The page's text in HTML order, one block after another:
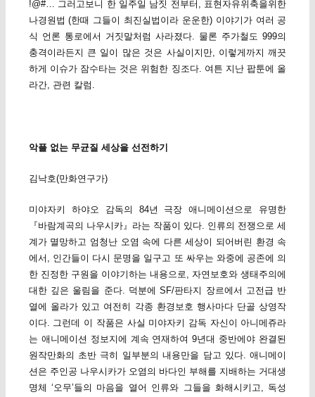
!@#… 그러고보니 한 일주일 남짓 전부터, 표현자유위축을위한
나경원법 (한때 그들이 최진실법이라 운운한) 이야기가 여러 공
식 언론 통로에서 거짓말처럼 사라졌다. 물론 주가철도 999의
충격이라든지 큰 일이 많은 것은 사실이지만, 이렇게까지 깨끗
하게 이슈가 잠수타는 것은 위험한 징조다. 여튼 지난 팝툰에 올
라간, 관련 칼럼.
악플 없는 무균질 세상을 선전하기
김낙호(만화연구가)
미야자키 하야오 감독의 84년 극장 애니메이션으로 유명한
『바람계곡의 나우시카』라는 작품이 있다. 인류의 전쟁으로 세
계가 멸망하고 엄청난 오염 속에 다른 세상이 되어버린 환경 속
에서, 인간들이 다시 문명을 일구고 또 싸우는 와중에 공존에 의
한 진정한 구원을 이야기하는 내용으로, 자연보호와 생태주의에
대한 깊은 울림을 준다. 덕분에 SF/판타지 장르에서 고전급 반
열에 올라가 있고 여전히 각종 환경보호 행사마다 단골 상영작
이다. 그런데 이 작품은 사실 미야자키 감독 자신이 아니메쥬라
는 애니메이션 정보지에 계속 연재하여 9년대 중반에야 완결된
원작만화의 초반 극히 일부분의 내용만을 담고 있다. 애니메이
션은 주인공 나우시카가 오염의 바다인 부해를 지배하는 거대생
명체 ‘오무’들의 마음을 열어 인류와 그들을 화해시키고, 독성